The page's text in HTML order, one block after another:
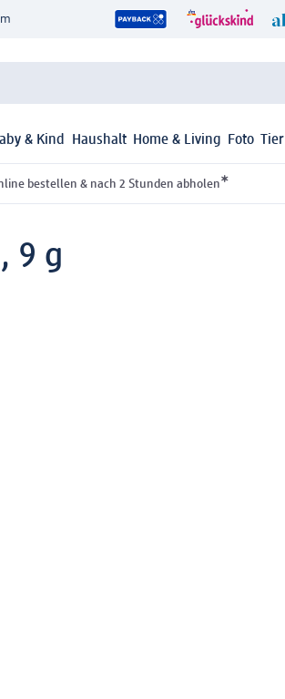
& Kind Haushalt Home & Living Foto Tier
bestellen & nach 2 Stunden abholen*
9 g